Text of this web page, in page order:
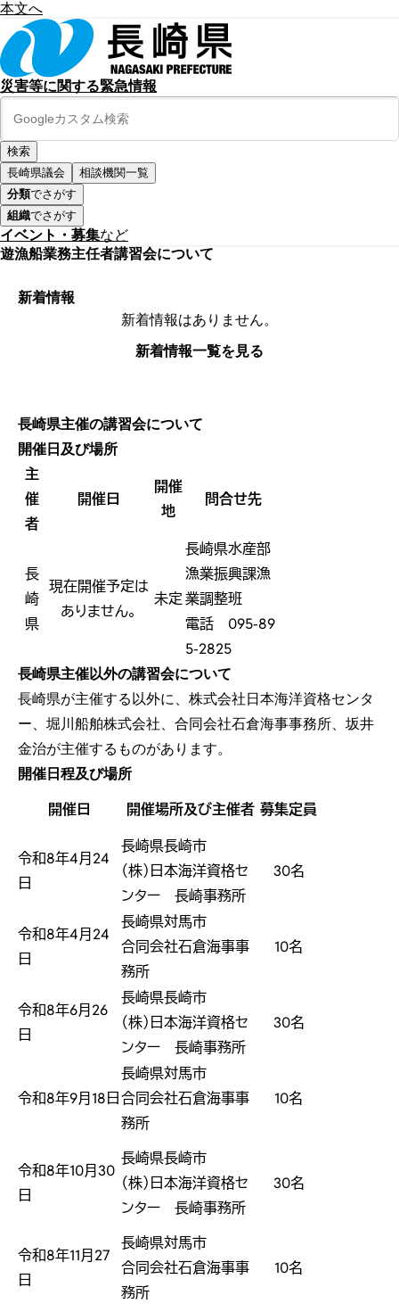
本文へ
災害等に関する緊急情報
長崎県議会
相談機関一覧
分類でさがす
組織でさがす
イベント・募集など
遊漁船業務主任者講習会について
新着情報
新着情報はありません。
新着情報一覧を見る
長崎県主催の講習会について
開催日及び場所
主
催
者
開催日
開催
地
問合せ先
長
崎
県
現在開催予定は
ありません。
未定
長崎県水産部
漁業振興課漁
業調整班
電話 095-89
5-2825
長崎県主催以外の講習会について
長崎県が主催する以外に、株式会社日本海洋資格センタ
ー、堀川船舶株式会社、合同会社石倉海事事務所、坂井
金治が主催するものがあります。
開催日程及び場所
開催日 開催場所及び主催者 募集定員
令和8年4月24
日
長崎県長崎市
（株）日本海洋資格セ
ンター 長崎事務所
30名
令和8年4月24
日
長崎県対馬市
合同会社石倉海事事
務所
10名
令和8年6月26
日
長崎県長崎市
（株）日本海洋資格セ
ンター 長崎事務所
30名
令和8年9月18日
長崎県対馬市
合同会社石倉海事事
務所
10名
令和8年10月30
日
長崎県長崎市
（株）日本海洋資格セ
ンター 長崎事務所
30名
令和8年11月27
日
長崎県対馬市
合同会社石倉海事事
務所
10名